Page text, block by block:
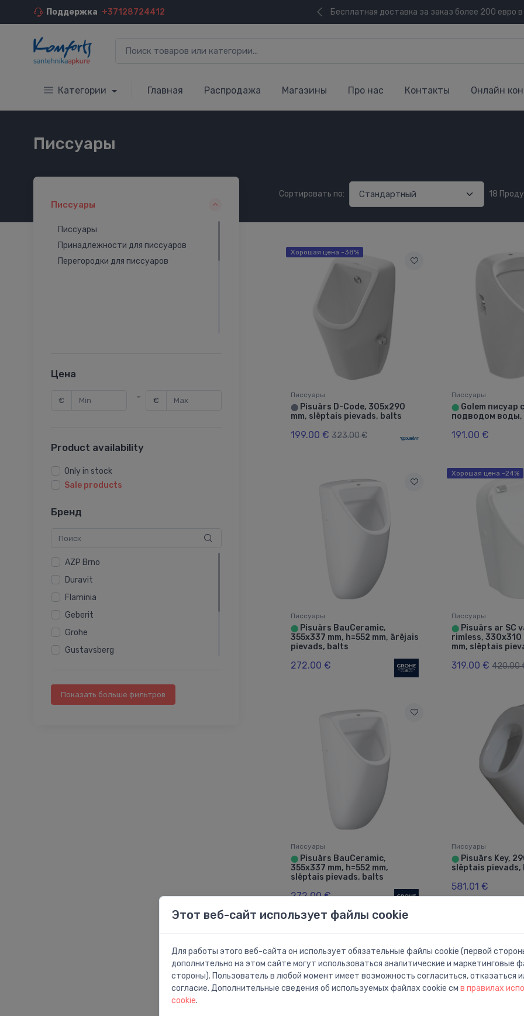
Поддержка +37128724412 Бесплатная доставка за заказ более 200 евро в
Категории Главная Распродажа Магазины Про нас Контакты Онлайн
Писсуары
Писсуары
Писсуары
Принадлежности для писсуаров
Перегородки для писсуаров
Цена
€ - €
Product availability
Only in stock
Sale products
Бренд
AZP Brno
Duravit
Flaminia
Geberit
Grohe
Gustavsberg
Jika
Roca
Показать больше фильтров
Сортировать по: 18
Хорошая цена -38%
Писсуары
⬤ Pisuārs D-Code, 305x290
mm, slēptais pievads, balts
199.00 € 323.00 €
Писсуары
⬤ Golem писуар
подводом воды,
191.00 €
Писсуары
⬤ Pisuārs BauCeramic,
355x337 mm, h=552 mm, ārējais
pievads, balts
272.00 €
Хорошая цена -24%
Писсуары
⬤ Pisuārs ar SC
rimless, 330x310
mm, slēptais
319.00 € 420.00
Писсуары
⬤ Pisuārs BauCeramic,
355x337 mm, h=552 mm,
slēptais pievads, balts
272.00 €
Писсуары
⬤ Pisuārs Key,
slēptais pievads,
581.01 €
Этот веб-сайт использует файлы cookie
Для работы этого веб-сайта он использует обязательные файлы cookie (первой
дополнительно на этом сайте могут использоваться аналитические и маркетинговые
стороны). Пользователь в любой момент имеет возможность согласиться, отказаться
согласие. Дополнительные сведения об используемых файлах cookie см в правилах
cookie.